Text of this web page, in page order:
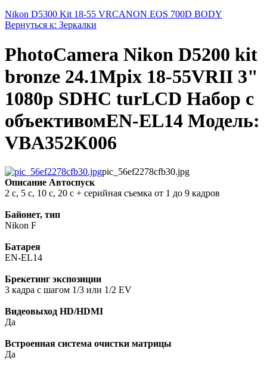
Nikon D5300 Kit 18-55 VRCANON EOS 700D BODY
Вернуться к: Зеркалки
PhotoCamera Nikon D5200 kit
bronze 24.1Mpix 18-55VRII 3"
1080p SDHC turLCD Набор с
объективомEN-EL14 Модель:
VBA352K006
pic_56ef2278cfb30.jpg
Описание Автоспуск
2 с, 5 с, 10 с, 20 с + серийная съемка от 1 до 9 кадров
Байонет, тип
Nikon F
Батарея
EN-EL14
Брекетинг экспозиции
3 кадра с шагом 1/3 или 1/2 EV
Видеовыход HD/HDMI
Да
Встроенная система очистки матрицы
Да